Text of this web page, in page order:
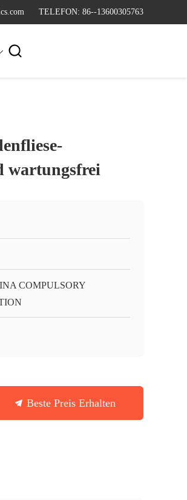
TELEFON: 86--13600305763

wartungsfrei
COMPULSORY
Beste Preis Erhalten